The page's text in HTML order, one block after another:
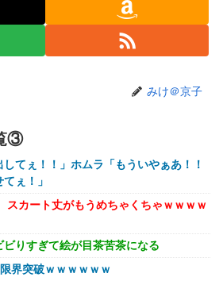
い」でしか抜けない体質になってしまう
、公式サイトをリニューアル！『こう
、動物園でアシカに水をかけられビショ
引っ越し先に洗濯機置き場がない
深海ってなんか悪いことしたの
じん 他
なら考える
ス10」ゲーム画面公開キター！ウルザち
。前作で助けたシィルもいるぞ！
みけ＠京子
③
てぇ！！」ホムラ「もういやぁあ！！
ぇ！」
スカート丈がもうめちゃくちゃｗｗｗｗ
ビりすぎて絵が目茶苦茶になる
界突破ｗｗｗｗｗｗ